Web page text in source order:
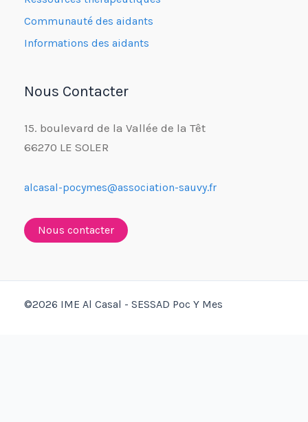
Communauté des aidants
Informations des aidants
Nous Contacter
15. boulevard de la Vallée de la Têt
66270 LE SOLER
alcasal-pocymes@association-sauvy.fr
Nous contacter
©2026 IME Al Casal - SESSAD Poc Y Mes